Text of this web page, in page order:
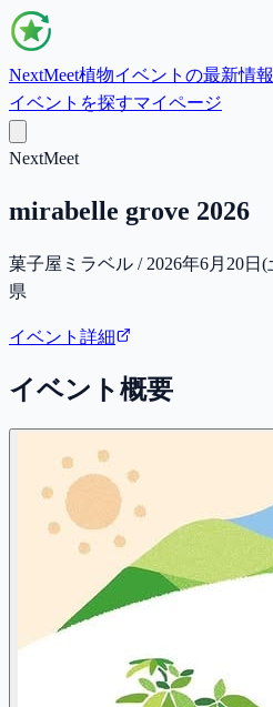
NextMeet植物イベントの最新情
イベントを探すマイページ
NextMeet
mirabelle grove 2026
菓子屋ミラベル / 2026年6月20日
県
イベント詳細
イベント概要